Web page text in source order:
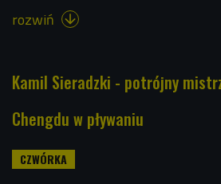
rozwiń 
Kamil Sieradzki - potrójny
Chengdu w pływaniu